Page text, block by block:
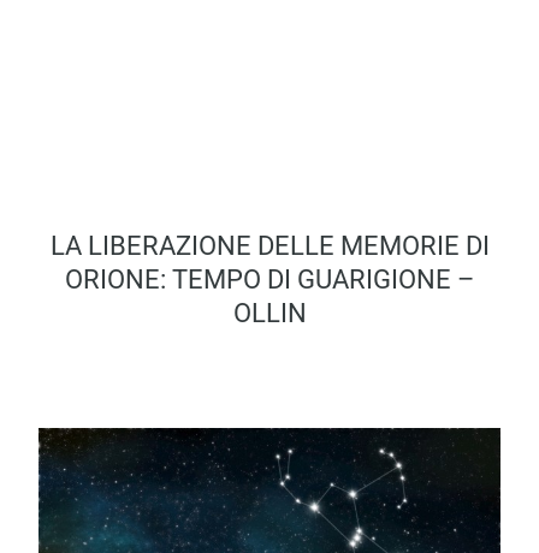
LA LIBERAZIONE DELLE MEMORIE DI
ORIONE: TEMPO DI GUARIGIONE –
OLLIN